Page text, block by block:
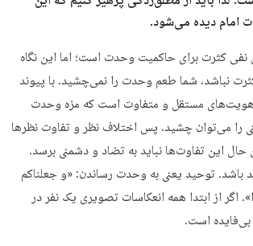
امام دیده می‌شود.
نفی کثرت برای حاکمیت وحدت است؛ اما این نگاه
نباشد، شما طعم وحدت را نمی‌چشید. با پیوند
مستقل و متفاوت است که مزه وحدت
می‌توان چشید. پس اختلاف نظر و تفاوت نظرها
حال این تفاوت‌ها نباید به تضاد و دشمنی برسد.
باشد. توحید یعنی به وحدت رساندن: «و جعلناكم
اگر از ابتدا همه انعکاسات تصویری یک نفر در
بی‌فایده است.